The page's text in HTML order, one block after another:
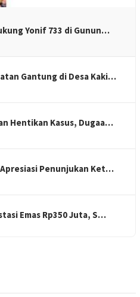
Yonif 733 di Gunun…
Gantung di Desa Kaki…
Hentikan Kasus, Dugaa…
Apresiasi Penunjukan Ket…
Emas Rp350 Juta, S…